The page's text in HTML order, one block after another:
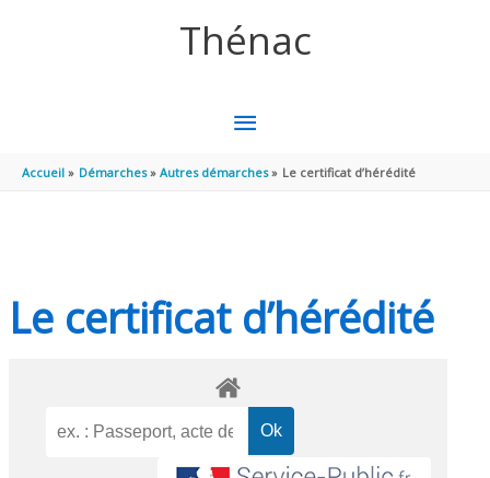
Thénac
MENU
PRINCIPAL
Accueil Démarches Autres démarches Le certificat d’hérédité
Le certificat d’hérédité